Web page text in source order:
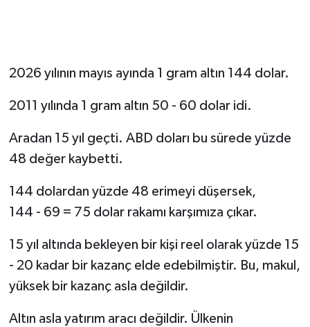
2026 yılının mayıs ayında 1 gram altın 144 dolar.
2011 yılında 1 gram altın 50 - 60 dolar idi.
Aradan 15 yıl geçti. ABD doları bu sürede yüzde
48 değer kaybetti.
144 dolardan yüzde 48 erimeyi düşersek,
144 - 69 = 75 dolar rakamı karşımıza çıkar.
15 yıl altında bekleyen bir kişi reel olarak yüzde 15
- 20 kadar bir kazanç elde edebilmiştir. Bu, makul,
yüksek bir kazanç asla değildir.
Altın asla yatırım aracı değildir. Ülkenin
Bolu
ÇEVRE
BİLİM VE TEKNOLOJİ
Düzce
Eğitim
Ekonomi
Genel